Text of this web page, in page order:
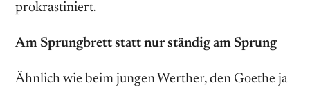
prokrastiniert.
Am Sprungbrett statt nur ständig am Sprung
Ähnlich wie beim jungen Werther, den Goethe ja